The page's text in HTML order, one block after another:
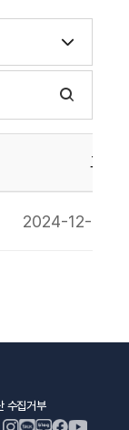
교육
2024-12-16
수집거부(새 창 열림)